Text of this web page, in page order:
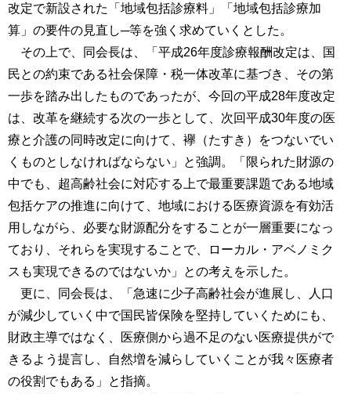
改定で新設された「地域包括診療料」「地域包括診療加
算」の要件の見直し─等を強く求めていくとした。
その上で、同会長は、「平成26年度診療報酬改定は、国
民との約束である社会保障・税一体改革に基づき、その第
一歩を踏み出したものであったが、今回の平成28年度改定
は、改革を継続する次の一歩として、次回平成30年度の医
療と介護の同時改定に向けて、襷（たすき）をつないでい
くものとしなければならない」と強調。「限られた財源の
中でも、超高齢社会に対応する上で最重要課題である地域
包括ケアの推進に向けて、地域における医療資源を有効活
用しながら、必要な財源配分をすることが一層重要になっ
ており、それらを実現することで、ローカル・アベノミク
スも実現できるのではないか」との考えを示した。
更に、同会長は、「急速に少子高齢社会が進展し、人口
が減少していく中で国民皆保険を堅持していくためにも、
財政主導ではなく、医療側から過不足のない医療提供がで
きるよう提言し、自然増を減らしていくことが我々医療者
の役割でもある」と指摘。